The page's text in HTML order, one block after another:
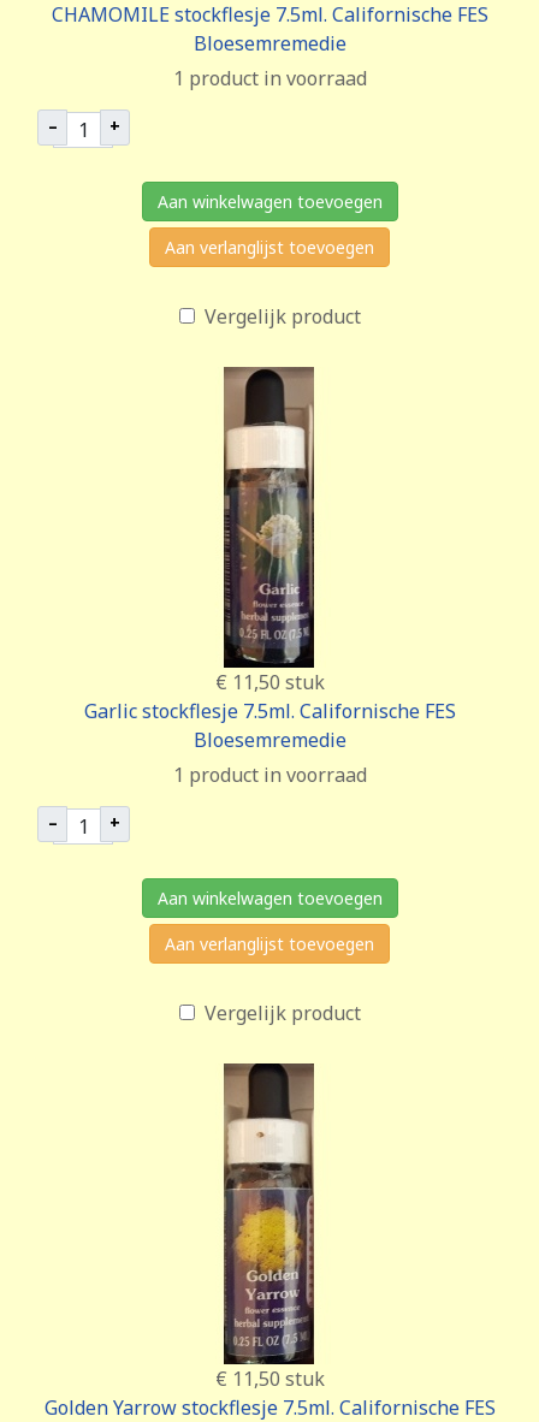
CHAMOMILE stockflesje 7.5ml. Californische FES
Bloesemremedie
1 product in voorraad
– +
Aan winkelwagen toevoegen
Aan verlanglijst toevoegen
Vergelijk product
€ 11,50 stuk
Garlic stockflesje 7.5ml. Californische FES
Bloesemremedie
1 product in voorraad
– +
Aan winkelwagen toevoegen
Aan verlanglijst toevoegen
Vergelijk product
€ 11,50 stuk
Golden Yarrow stockflesje 7.5ml. Californische FES